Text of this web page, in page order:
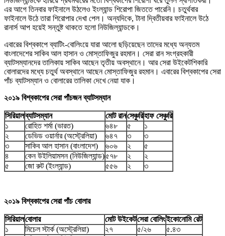
এর আগে তিনবার ফাইনালে উঠলেও ইংল্যান্ড শিরোপা জিততে পারেনি। চতুর্থবার
ফাইনালে উঠে তারা শিরোপার দেখা পেল। অন্যদিকে, টানা দ্বিতীয়বার ফাইনালে উঠে
রানার্স আপ হয়েই সন্তুষ্ট থাকতে হলো নিউজিল্যান্ডকে।
এবারের বিশ্বকাপে ব্যাটিং-বোলিংয়ে যারা আলো ছড়িয়েছেন তাদের মধ্যে অন্যতম
বাংলাদেশের সাকিব আল হাসান ও মোস্তাফিজুর রহমান। সেরা রান সংগ্রহকারী
ব্যাটসম্যানদের তালিকায় সাকিব আছেন তৃতীয় অবস্থানে। আর সেরা উইকেটশিকারি
বোলারদের মধ্যে চতুর্থ অবস্থানে আছেন মোস্তাফিজুর রহমান। এবারের বিশ্বকাপের সেরা
পাঁচ ব্যাটসম্যান ও বোলারের তালিকা দেখে নেয়া যাক।
২০১৯ বিশ্বকাপের সেরা পাঁচজন ব্যাটসম্যান
সিরিয়ালব্যাটসম্যান মোট রানসেঞ্চুরিহাফ সেঞ্চুরি
১
রোহিত শর্মা (ভারত) ৬৪৮ ৫
১
২
ডেভিড ওয়ার্নার (অস্ট্রেলিয়া) ৬৪৭ ৩
৩
৩
সাকিব আল হাসান (বাংলাদেশ) ৬০৬ ২
৫
৪
কেন উইলিয়ামসন (নিউজিল্যান্ড)৫৭৮ ২
২
৫
জো রুট (ইংল্যান্ড) ৫৫৬ ২ ৩
২০১৯ বিশ্বকাপের সেরা পাঁচ বোলার
সিরিয়ালবোলার মোট উইকেটসেরা বোলিংইকোনোমি রেট
১
মিচেল স্টার্ক (অস্ট্রেলিয়া) ২৭ ৫/২৬
৫.৪৩